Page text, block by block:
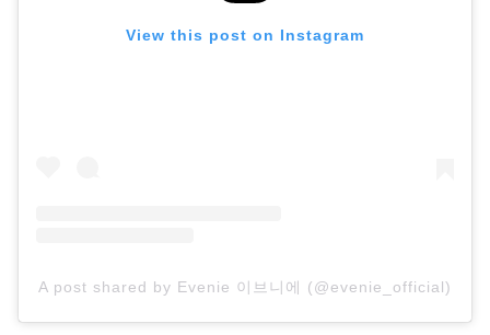
View this post on Instagram
A post shared by Evenie 이브니에 (@evenie_official)